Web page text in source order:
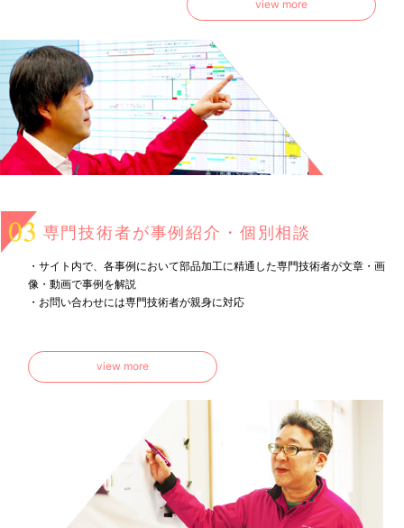
view more
専門技術者が事例紹介・個別相談
・サイト内で、各事例において部品加工に精通した専門技術者が文章・画
像・動画で事例を解説
・お問い合わせには専門技術者が親身に対応
view more